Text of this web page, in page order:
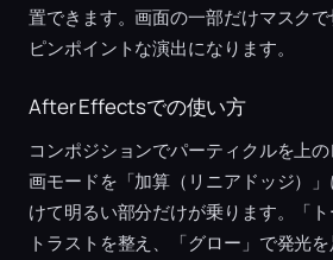
置できます。画面の一部だけマスクで
ピンポイントな演出になります。
After Effectsでの使い方
コンポジションでパーティクルを上
画モードを「加算（リニアドッジ）
けて明るい部分だけが乗ります。「
トラストを整え、「グロー」で発光